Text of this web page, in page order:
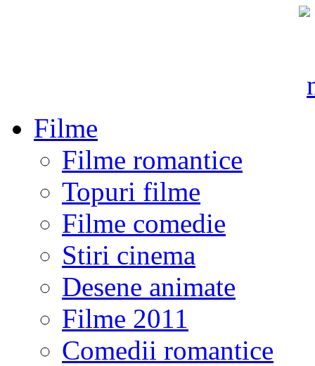
Filme
Filme romantice
Topuri filme
Filme comedie
Stiri cinema
Desene animate
Filme 2011
Comedii romantice